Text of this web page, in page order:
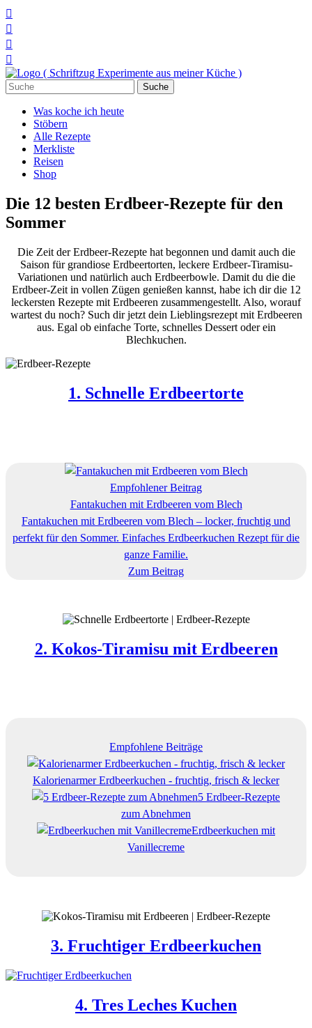




Suchen
nach:
Was koche ich heute
Stöbern
Alle Rezepte
Merkliste
Reisen
Shop
Die 12 besten Erdbeer-Rezepte für den
Sommer
Die Zeit der Erdbeer-Rezepte hat begonnen und damit auch die
Saison für grandiose Erdbeertorten, leckere Erdbeer-Tiramisu-
Variationen und natürlich auch Erdbeerbowle. Damit du die die
Erdbeer-Zeit in vollen Zügen genießen kannst, habe ich dir die 12
leckersten Rezepte mit Erdbeeren zusammengestellt. Also, worauf
wartest du noch? Such dir jetzt dein Lieblingsrezept mit Erdbeeren
aus. Egal ob einfache Torte, schnelles Dessert oder ein
Blechkuchen.
1. Schnelle Erdbeertorte
Empfohlener Beitrag
Fantakuchen mit Erdbeeren vom Blech
Fantakuchen mit Erdbeeren vom Blech – locker, fruchtig und
perfekt für den Sommer. Einfaches Erdbeerkuchen Rezept für die
ganze Familie.
Zum Beitrag
2. Kokos-Tiramisu mit Erdbeeren
Empfohlene Beiträge
Kalorienarmer Erdbeerkuchen - fruchtig, frisch & lecker
5 Erdbeer-Rezepte
zum Abnehmen
Erdbeerkuchen mit
Vanillecreme
3. Fruchtiger Erdbeerkuchen
4. Tres Leches Kuchen